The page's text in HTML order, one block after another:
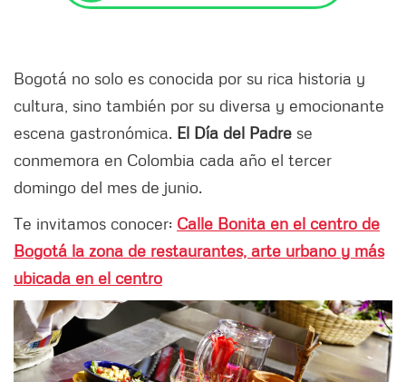
Bogotá no solo es conocida por su rica historia y
cultura, sino también por su diversa y emocionante
escena gastronómica. El Día del Padre se
conmemora en Colombia cada año el tercer
domingo del mes de junio.
Te invitamos conocer: Calle Bonita en el centro de
Bogotá la zona de restaurantes, arte urbano y más
ubicada en el centro